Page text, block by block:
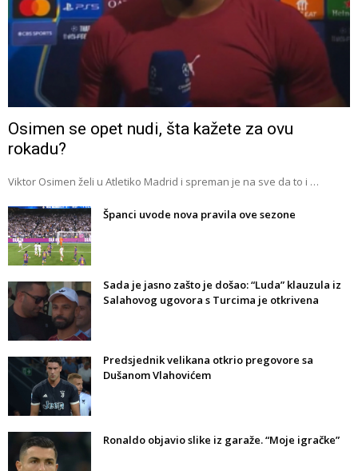
Osimen se opet nudi, šta kažete za ovu
rokadu?
Viktor Osimen želi u Atletiko Madrid i spreman je na sve da to i …
Španci uvode nova pravila ove sezone
Sada je jasno zašto je došao: “Luda” klauzula iz
Salahovog ugovora s Turcima je otkrivena
Predsjednik velikana otkrio pregovore sa
Dušanom Vlahovićem
Ronaldo objavio slike iz garaže. “Moje igračke”